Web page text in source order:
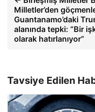
Milletler’den
Guantanamo’daki
alanında tepki: “Bir
olarak hatırlanıyor”
Tavsiye Edilen